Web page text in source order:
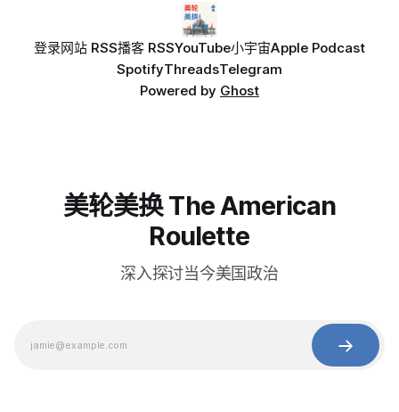
登录网站 RSS播客 RSSYouTube小宇宙Apple Podcast
SpotifyThreadsTelegram
Powered by Ghost
美轮美换 The American
Roulette
深入探讨当今美国政治